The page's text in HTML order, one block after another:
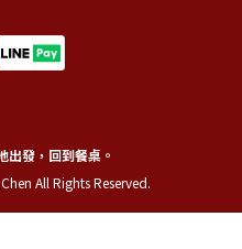
出發，回到餐桌。
All Rights Reserved.